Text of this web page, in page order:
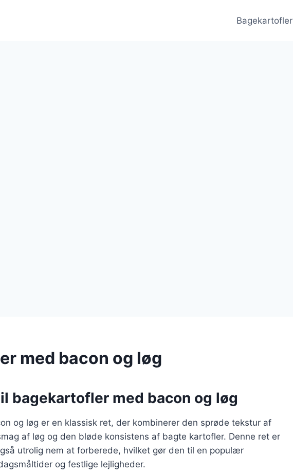
Bagekartofler
med bacon og løg
bagekartofler med bacon og løg
og løg er en klassisk ret, der kombinerer den sprøde tekstur af
af løg og den bløde konsistens af bagte kartofler. Denne ret er
utrolig nem at forberede, hvilket gør den til en populær
og festlige lejligheder.